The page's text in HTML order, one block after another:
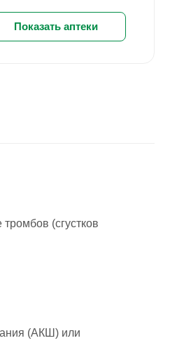
Показать аптеки
(сгустков
(АКШ) или